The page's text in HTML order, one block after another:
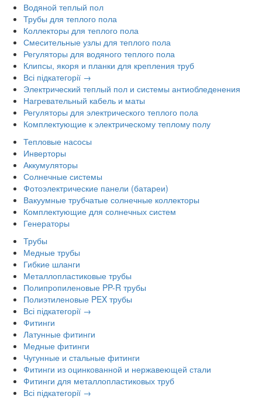
Водяной теплый пол
Трубы для теплого пола
Коллекторы для теплого пола
Смесительные узлы для теплого пола
Регуляторы для водяного теплого пола
Клипсы, якоря и планки для крепления труб
Всі підкатегорії →
Электрический теплый пол и системы антиобледенения
Нагревательный кабель и маты
Регуляторы для электрического теплого пола
Комплектующие к электрическому теплому полу
Тепловые насосы
Инверторы
Аккумуляторы
Солнечные системы
Фотоэлектрические панели (батареи)
Вакуумные трубчатые солнечные коллекторы
Комплектующие для солнечных систем
Генераторы
Трубы
Медные трубы
Гибкие шланги
Металлопластиковые трубы
Полипропиленовые PP-R трубы
Полиэтиленовые PEX трубы
Всі підкатегорії →
Фитинги
Латунные фитинги
Медные фитинги
Чугунные и стальные фитинги
Фитинги из оцинкованной и нержавеющей стали
Фитинги для металлопластиковых труб
Всі підкатегорії →